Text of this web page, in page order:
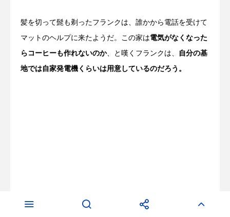
髪を切って髭も剃ったフランクは、誰かから電話を受けて
マットのヘルプに来たようだ。この家は電気がなくなった
らコーヒーも作れないのか、と嘆くフランクは、 自分の基
地では自家発電機くらいは用意しているのだろう。